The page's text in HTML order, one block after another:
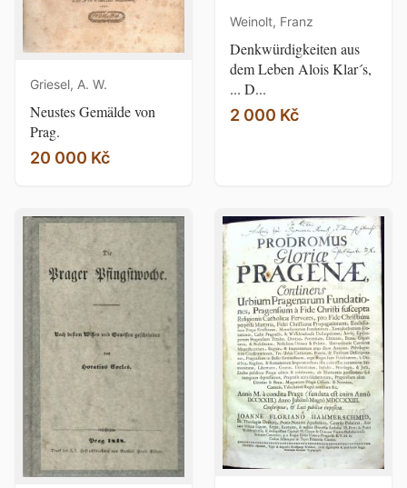
Griesel, A. W.
Neustes Gemälde von
Prag.
20 000 Kč
Weinolt, Franz
Denkwürdigkeiten aus
dem Leben Alois Klar´s,
... D...
2 000 Kč